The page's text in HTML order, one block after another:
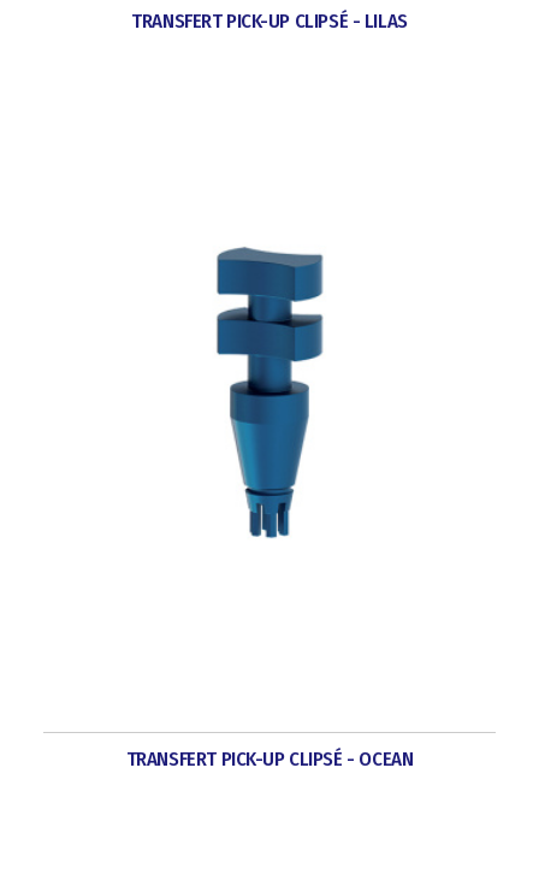
TRANSFERT PICK-UP CLIPSÉ - LILAS
TRANSFERT PICK-UP CLIPSÉ - OCEAN